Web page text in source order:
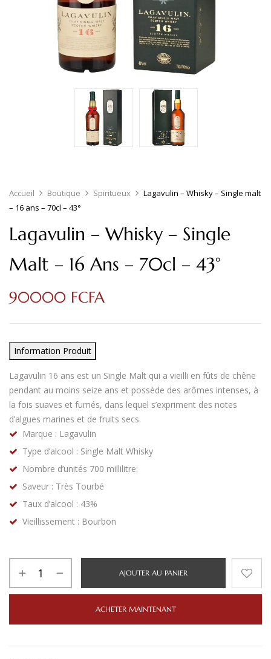
Accueil Boutique Spiritueux
Lagavulin – Whisky – Single malt
– 16 ans – 70cl – 43°
Lagavulin – Whisky – Single
Malt – 16 Ans – 70cl – 43°
90000 FCFA
Information Produit
Lagavulin 16 ans est un Single Malt qui a vieilli en fûts de chêne
pendant au moins seize ans et possède des arômes intenses, à
la fois suaves et fumés, dans lequel s’expriment des notes
d’algues marines et de fruits secs.
Marque : Lagavulin
Type d’alcool : Single Malt Whisky
Nombre d’unités 700 millilitre:
Saveur : Très Tourbé
Taux d’alcool : 43%
Vieillissement : Bourbon
AJOUTER AU PANIER
ACHETER MAINTENANT